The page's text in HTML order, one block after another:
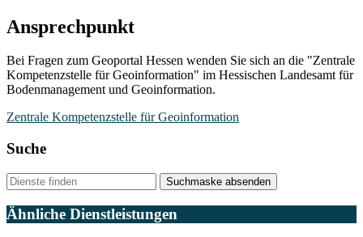
Ansprechpunkt
Bei Fragen zum Geoportal Hessen wenden Sie sich an die "Zentrale
Kompetenzstelle für Geoinformation" im Hessischen Landesamt für
Bodenmanagement und Geoinformation.
Zentrale Kompetenzstelle für Geoinformation
Suche
Suchmaske absenden
Ähnliche Dienstleistungen